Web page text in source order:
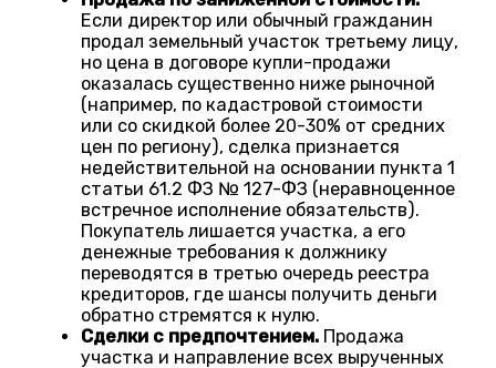
Если директор или обычный гражданин
продал земельный участок третьему лицу,
но цена в договоре купли-продажи
оказалась существенно ниже рыночной
(например, по кадастровой стоимости
или со скидкой более 20-30% от средних
цен по региону), сделка признается
недействительной на основании пункта 1
статьи 61.2 ФЗ № 127-ФЗ (неравноценное
встречное исполнение обязательств).
Покупатель лишается участка, а его
денежные требования к должнику
переводятся в третью очередь реестра
кредиторов, где шансы получить деньги
обратно стремятся к нулю.
Сделки с предпочтением. Продажа
участка и направление всех вырученных